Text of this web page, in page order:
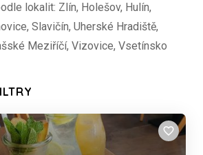
lokalit: Zlín, Holešov, Hulín,
Slavičín, Uherské Hradiště,
Meziříčí, Vizovice, Vsetínsko
favorite_border